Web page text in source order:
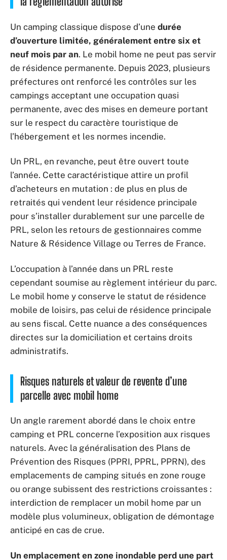
Un camping classique dispose d’une durée
d’ouverture limitée, généralement entre six et
neuf mois par an. Le mobil home ne peut pas servir
de résidence permanente. Depuis 2023, plusieurs
préfectures ont renforcé les contrôles sur les
campings acceptant une occupation quasi
permanente, avec des mises en demeure portant
sur le respect du caractère touristique de
l’hébergement et les normes incendie.
Un PRL, en revanche, peut être ouvert toute
l’année. Cette caractéristique attire un profil
d’acheteurs en mutation : de plus en plus de
retraités qui vendent leur résidence principale
pour s’installer durablement sur une parcelle de
PRL, selon les retours de gestionnaires comme
Nature & Résidence Village ou Terres de France.
L’occupation à l’année dans un PRL reste
cependant soumise au règlement intérieur du parc.
Le mobil home y conserve le statut de résidence
mobile de loisirs, pas celui de résidence principale
au sens fiscal. Cette nuance a des conséquences
directes sur la domiciliation et certains droits
administratifs.
Risques naturels et valeur de revente d’une
parcelle avec mobil home
Un angle rarement abordé dans le choix entre
camping et PRL concerne l’exposition aux risques
naturels. Avec la généralisation des Plans de
Prévention des Risques (PPRI, PPRL, PPRN), des
emplacements de camping situés en zone rouge
ou orange subissent des restrictions croissantes :
interdiction de remplacer un mobil home par un
modèle plus volumineux, obligation de démontage
anticipé en cas de crue.
Un emplacement en zone inondable perd une part